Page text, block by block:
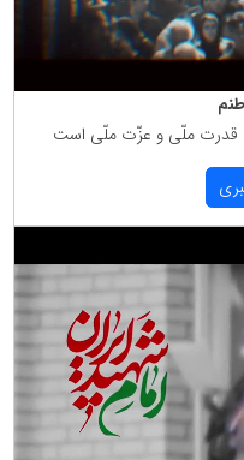
قدرت ملّی و عزّت ملّی است